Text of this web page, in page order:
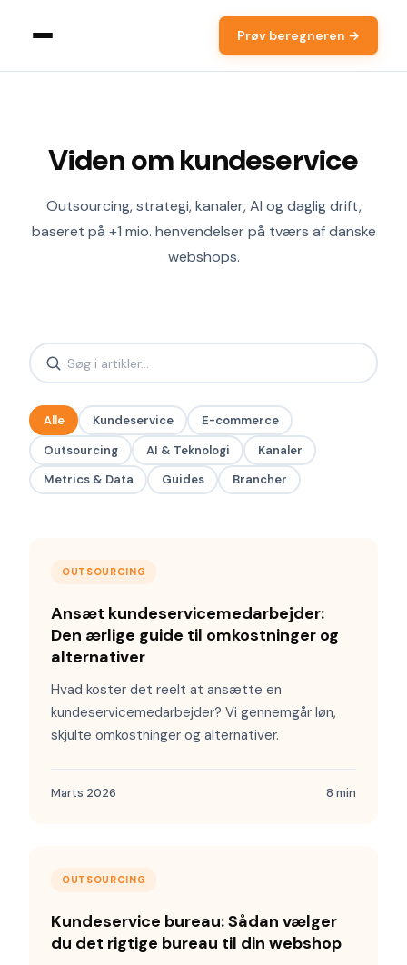
Prøv beregneren →
Viden om kundeservice
Outsourcing, strategi, kanaler, AI og daglig drift,
baseret på +1 mio. henvendelser på tværs af danske
webshops.
Alle Kundeservice
E-commerce
Outsourcing
AI & Teknologi
Kanaler
Metrics & Data
Guides Brancher
OUTSOURCING
Ansæt kundeservicemedarbejder:
Den ærlige guide til omkostninger og
alternativer
Hvad koster det reelt at ansætte en
kundeservicemedarbejder? Vi gennemgår løn,
skjulte omkostninger og alternativer.
Marts 2026 8 min
OUTSOURCING
Kundeservice bureau: Sådan vælger
du det rigtige bureau til din webshop